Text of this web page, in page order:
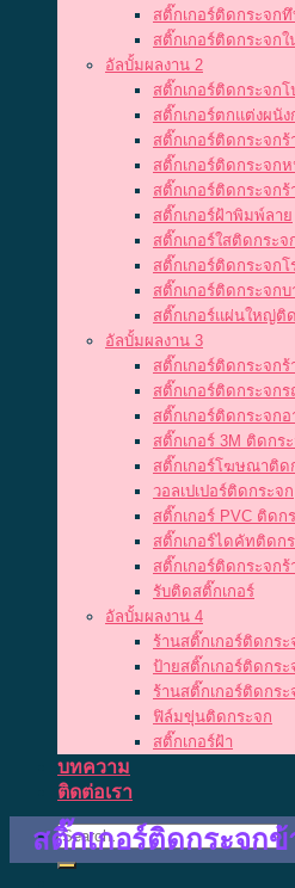
สติ๊กเกอร์ติดกระจก
สติ๊กเกอร์ติดกระจกใ
อัลบั้มผลงาน 2
สติ๊กเกอร์ติดกระจกโ
สติ๊กเกอร์ตกแต่งผนัง
สติ๊กเกอร์ติดกระจกร้
สติ๊กเกอร์ติดกระจก
สติ๊กเกอร์ติดกระจก
สติ๊กเกอร์ฝ้าพิมพ์ลาย
สติ๊กเกอร์ใสติดกระจ
สติ๊กเกอร์ติดกระจกโ
สติ๊กเกอร์ติดกระจกบ
สติ๊กเกอร์แผ่นใหญ่ติ
อัลบั้มผลงาน 3
สติ๊กเกอร์ติดกระจก
สติ๊กเกอร์ติดกระจกร
สติ๊กเกอร์ติดกระจกอ
สติ๊กเกอร์ 3M ติดกร
สติ๊กเกอร์โฆษณาติด
วอลเปเปอร์ติดกระจก
สติ๊กเกอร์ PVC ติดก
สติ๊กเกอร์ไดคัทติดก
สติ๊กเกอร์ติดกระจก
รับติดสติ๊กเกอร์
อัลบั้มผลงาน 4
ร้านสติ๊กเกอร์ติดกระ
ป้ายสติ๊กเกอร์ติดกระ
ร้านสติ๊กเกอร์ติดกร
ฟิล์มขุ่นติดกระจก
สติ๊กเกอร์ฝ้า
บทความ
ติดต่อเรา
สติ๊กเกอร์ติดกระจก